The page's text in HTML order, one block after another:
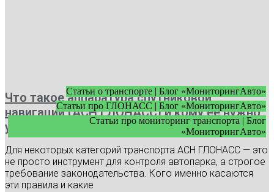
Статьи о транспорте | Блог «МониторингАвто»
Статьи про ГЛОНАСС | Блог «МониторингАвто»
Статьи про мониторинг транспорта | Блог
«МониторингАвто»
Что такое аппаратура спутниковой
навигации (АСН ГЛОНАСС) и кому ее нужно
устанавливать
Для некоторых категорий транспорта АСН ГЛОНАСС — это
не просто инструмент для контроля автопарка, а строгое
требование законодательства. Кого именно касаются
эти правила и какие